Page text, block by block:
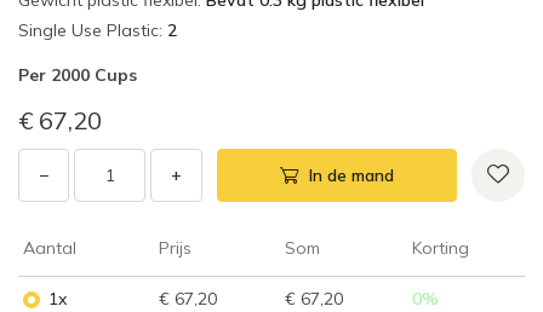
Single Use Plastic: 2
Per 2000 Cups
€ 67,20
− + In de mand
Aantal Prijs Som Korting
1x € 67,20 € 67,20 0%